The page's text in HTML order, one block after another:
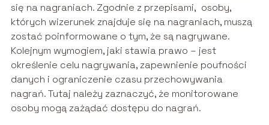
się na nagraniach. Zgodnie z przepisami, osoby,
których wizerunek znajduje się na nagraniach, muszą
zostać poinformowane o tym, że są nagrywane.
Kolejnym wymogiem, jaki stawia prawo – jest
określenie celu nagrywania, zapewnienie poufności
danych i ograniczenie czasu przechowywania
nagrań. Tutaj należy zaznaczyć, że monitorowane
osoby mogą zażądać dostępu do nagrań.